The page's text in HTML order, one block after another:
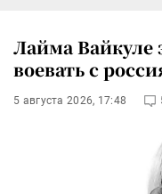
Лайма Вайкуле
воевать с
5 августа 2026, 17:48